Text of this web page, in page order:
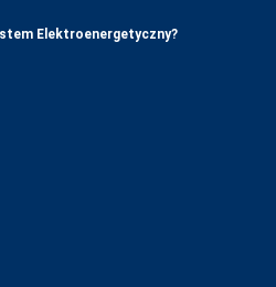
Elektroenergetyczny?